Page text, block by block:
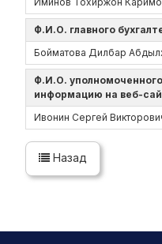
Ф.И.О. главного
Бойматова Дилбар
Ф.И.О.
информацию на веб-
Ивонин Сергей
Назад